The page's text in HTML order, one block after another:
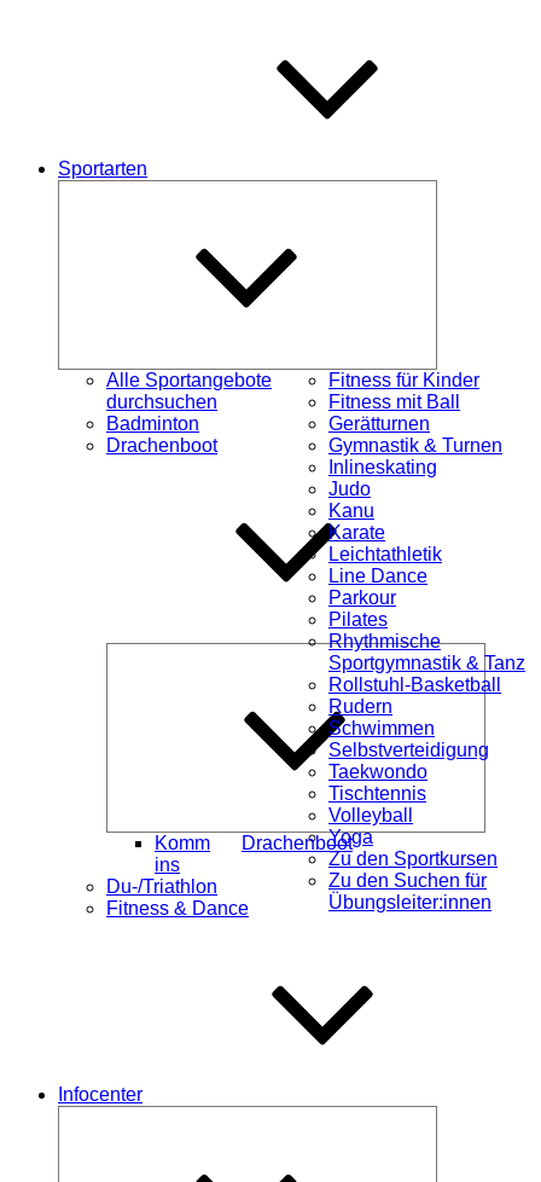
Sportarten
Alle Sportangebote
durchsuchen
Badminton
Drachenboot
öffnen
Komm
ins
Drachenboot
Du-/Triathlon
Fitness & Dance
Fitness für Kinder
Fitness mit Ball
Gerätturnen
Gymnastik & Turnen
Inlineskating
Judo
Kanu
Karate
Leichtathletik
Line Dance
Parkour
Pilates
Rhythmische
Sportgymnastik & Tanz
Rollstuhl-Basketball
Rudern
Schwimmen
Selbstverteidigung
Taekwondo
Tischtennis
Volleyball
Yoga
Zu den Sportkursen
Zu den Suchen für
Übungsleiter:innen
Infocenter